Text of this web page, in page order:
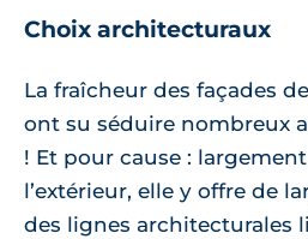
Choix architecturaux
La fraîcheur des façades
ont su séduire nombreux
! Et pour cause :
l’extérieur, elle y offre de
des lignes architecturales